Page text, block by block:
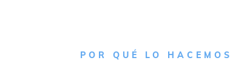
P OR QUÉ LO HACEMOS